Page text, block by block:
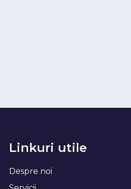
Linkuri utile
Despre noi